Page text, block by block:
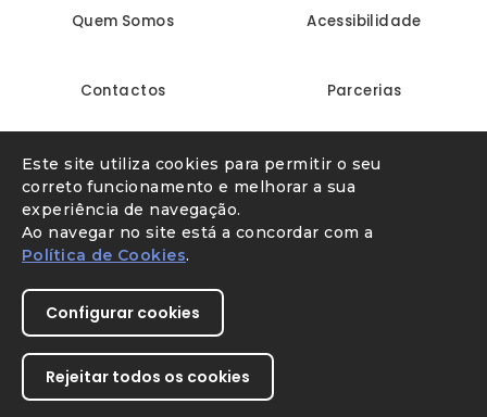
Este site utiliza cookies para permitir o seu
correto funcionamento e melhorar a sua
experiência de navegação.
Ao navegar no site está a concordar com a
Política de Cookies.
Configurar cookies
Rejeitar todos os cookies
Quem Somos Acessibilidade
Contactos Parcerias
Linha Internet Segura Denunciar conteúdo ilegal
Direção-Geral da EducaçãoYoutube